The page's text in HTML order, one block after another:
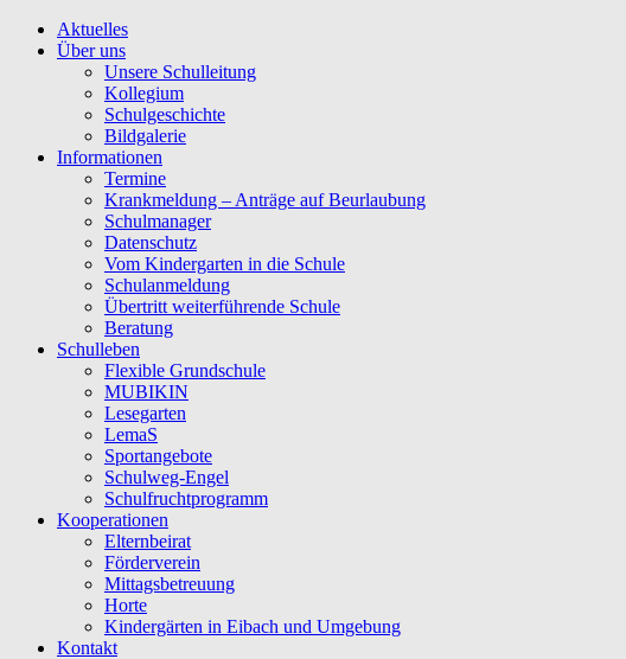
Aktuelles
Über uns
Unsere Schulleitung
Kollegium
Schulgeschichte
Bildgalerie
Informationen
Termine
Krankmeldung – Anträge auf Beurlaubung
Schulmanager
Datenschutz
Vom Kindergarten in die Schule
Schulanmeldung
Übertritt weiterführende Schule
Beratung
Schulleben
Flexible Grundschule
MUBIKIN
Lesegarten
LemaS
Sportangebote
Schulweg-Engel
Schulfruchtprogramm
Kooperationen
Elternbeirat
Förderverein
Mittagsbetreuung
Horte
Kindergärten in Eibach und Umgebung
Kontakt